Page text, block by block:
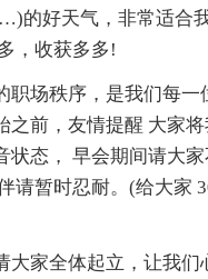
的好天气，非常适合
，收获多多!
职场秩序，是我们每一
之前，友情提醒 大家
状态， 早会期间请大家
请暂时忍耐。(给大家
大家全体起立，让我们